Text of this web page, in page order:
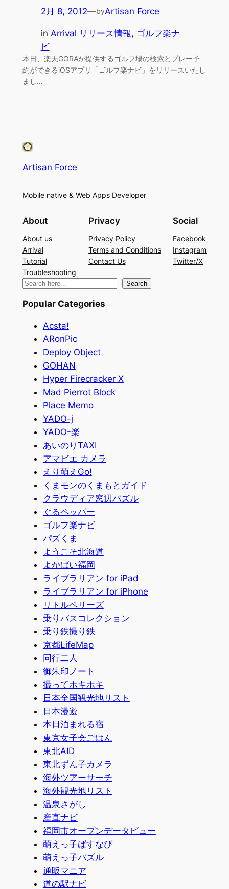
2月 8, 2012—byArtisan Force
in Arrival リリース情報, ゴルフ楽ナ
ビ
本日、楽天GORAが提供するゴルフ場の検索とプレー予
約ができるiOSアプリ「ゴルフ楽ナビ」をリリースいたし
まし…
Artisan Force
Mobile native & Web Apps Developer
About
About us
Arrival
Tutorial
Troubleshooting
Privacy
Privacy Policy
Terms and Conditions
Contact Us
Social
Facebook
Instagram
Twitter/X
検
Search
Popular Categories
Acsta!
ARonPic
Deploy Object
GOHAN
Hyper Firecracker X
Mad Pierrot Block
Place Memo
YADO-j
YADO-楽
あいのりTAXI
アマビエ カメラ
えり萌えGo!
くまモンのくまもとガイド
クラウディア窓辺パズル
ぐるペッパー
ゴルフ楽ナビ
パズくま
ようこそ北海道
よかばい福岡
ライブラリアン for iPad
ライブラリアン for iPhone
リトルベリーズ
乗りバスコレクション
乗り鉄撮り鉄
京都LifeMap
同行二人
御朱印ノート
撮ってホキホキ
日本全国観光地リスト
日本漫遊
本日泊まれる宿
東京女子会ごはん
東北AID
東北ずん子カメラ
海外ツアーサーチ
海外観光地リスト
温泉さがし
産直ナビ
福岡市オープンデータビュー
萌えっ子ばすなび
萌えっ子パズル
通販マニア
道の駅ナビ